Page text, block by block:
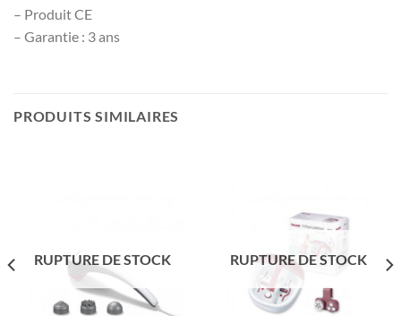
– Produit CE
– Garantie : 3 ans
PRODUITS SIMILAIRES
RUPTURE DE STOCK RUPTURE DE STOCK